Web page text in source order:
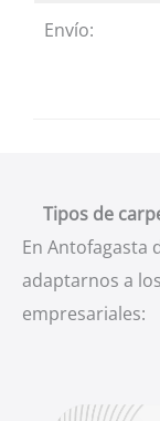
Envío:
Tipos de
En Antofagasta
adaptarnos a
empresariales: